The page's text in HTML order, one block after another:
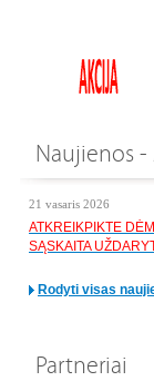
Naujienos -
21 vasaris 2026
ATKREIKPIKTE
SĄSKAITA
Rodyti visas
Partneriai